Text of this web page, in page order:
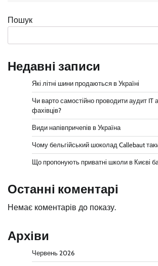
Пошук
Недавні записи
Які літні шини продаються в Україні
Чи варто самостійно проводити аудит IT
фахівців?
Види напівпричепів в Україна
Чому бельгійський шоколад Callebaut
Що пропонують приватні школи в Києві
Останні коментарі
Немає коментарів до показу.
Архіви
Червень 2026